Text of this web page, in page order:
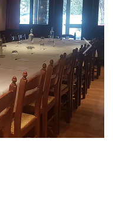
Next